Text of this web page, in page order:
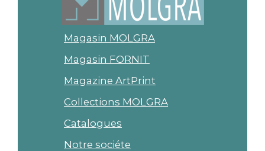
Magasin MOLGRA
Magasin FORNIT
Magazine ArtPrint
Collections MOLGRA
Catalogues
Notre sociéte